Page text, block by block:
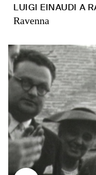
LUIGI EINAUDI A
Ravenna